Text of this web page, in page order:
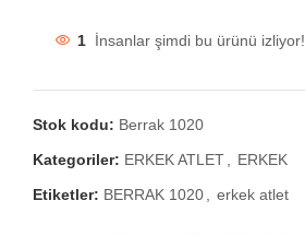
1 İnsanlar şimdi bu ürünü izliyor!
Stok kodu: Berrak 1020
Kategoriler: ERKEK ATLET
ERKEK
Etiketler: BERRAK 1020 erkek atlet